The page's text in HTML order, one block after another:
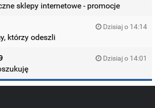
sklepy internetowe - promocje
Dzisiaj o 14:14
którzy odeszli
Dzisiaj o 14:01